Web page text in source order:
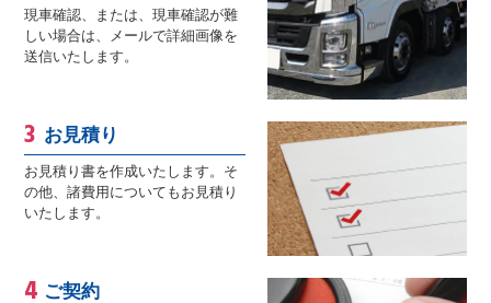
現車確認、または、現車確認が難
しい場合は、メールで詳細画像を
送信いたします。
お見積り
お見積り書を作成いたします。そ
の他、諸費用についてもお見積り
いたします。
ご契約